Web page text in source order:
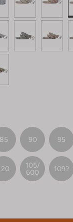
85 90 95
105/
600
109?